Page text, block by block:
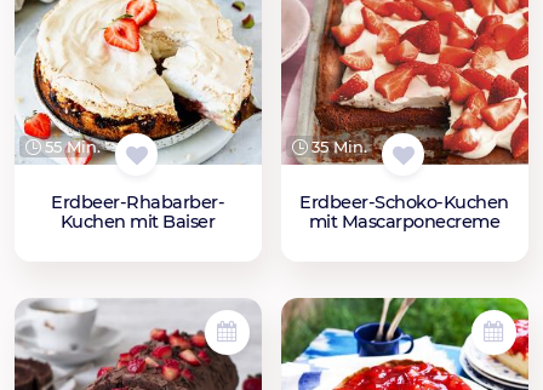
55 Min.
Erdbeer-Rhabarber-
Kuchen mit Baiser
35 Min.
Erdbeer-Schoko-Kuchen
mit Mascarponecreme